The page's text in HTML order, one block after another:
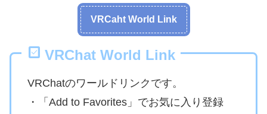
VRCaht World Link
VRChat World Link
VRChatのワールドリンクです。
・「Add to Favorites」でお気に入り登録